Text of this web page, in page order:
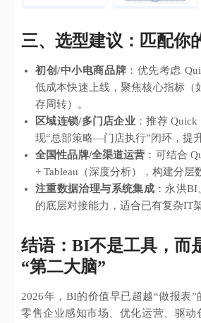
三、选型建议：匹配你
初创/中小电商品牌 ：优先考虑
低成本快速上线，聚焦核心指标（
存周转）。
区域连锁/多门店企业 ：推荐
现“总部策略—门店执行”闭环，提
全国性品牌/全渠道运营 ：可结合
+ Tableau（深度分析），构建分层
注重数据治理与系统集成 ：永洪
的底层对接能力，适合已有复杂IT
结语：BI不是工具，而
“第二大脑”
2026年，BI的价值早已超越“做报表
零售企业感知市场、优化运营、驱动